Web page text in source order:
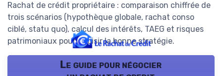
Rachat de crédit propriétaire : comparaison chiffrée de
trois scénarios (hypothèque globale, rachat conso
ciblé, statu quo), calcul des intérêts, TAEG et risques
patrimoniaux pour choisir la bonne stratégie.
Le guide pour négocier